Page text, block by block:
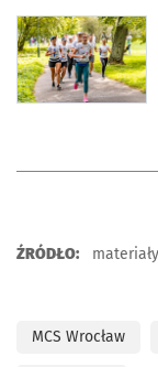
otworzy się w
ŹRÓDŁO:
MCS Wrocław